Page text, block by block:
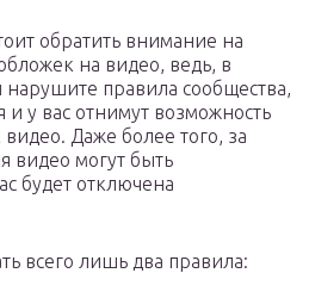
обратить внимание на
на видео, ведь, в
правила сообщества,
и у вас отнимут возможность
Даже более того, за
видео могут быть
будет отключена
всего лишь два правила: